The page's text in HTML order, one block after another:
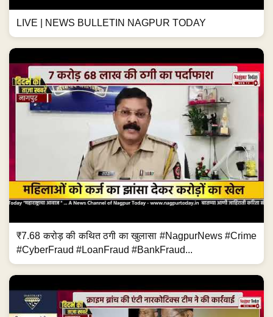
LIVE | NEWS BULLETIN NAGPUR TODAY
₹7.68 करोड़ की कथित ठगी का खुलासा #NagpurNews #Crime
#CyberFraud #LoanFraud #BankFraud...